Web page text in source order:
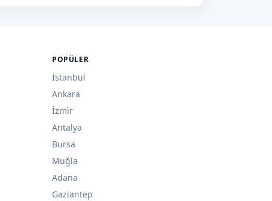
POPÜLER
İstanbul
Ankara
İzmir
Antalya
Bursa
Muğla
Adana
Gaziantep